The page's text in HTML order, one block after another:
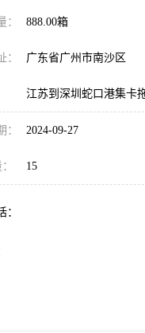
： 888.00箱
： 广东省广州市南沙区
江苏到深圳蛇口港集卡
： 2024-09-27
15
：